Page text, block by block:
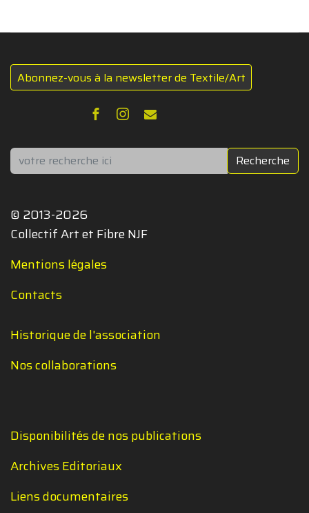
Abonnez-vous à la newsletter de Textile/Art
Rechercher Recherche
© 2013-2026
Collectif Art et Fibre NJF
Mentions légales
Contacts
Historique de l'association
Nos collaborations
Disponibilités de nos publications
Archives Editoriaux
Liens documentaires